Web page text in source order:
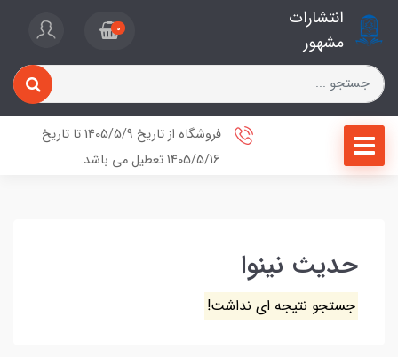
انتشارات
مشهور
0
فروشگاه از تاریخ 1405/5/9 تا تاریخ
1405/5/16 تعطیل می باشد.
حدیث نینوا
جستجو نتیجه ای نداشت!